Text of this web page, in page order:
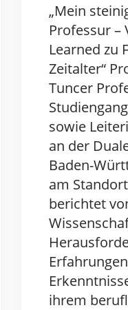
„Mein
Professur –
Learned zu
Zeitalter“
Tuncer
sowie
an der
Baden-
am
berichtet
ihrem